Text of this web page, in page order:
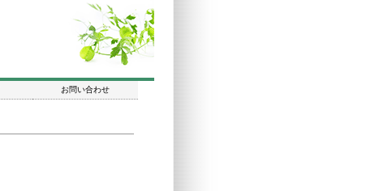
お問い合わせ